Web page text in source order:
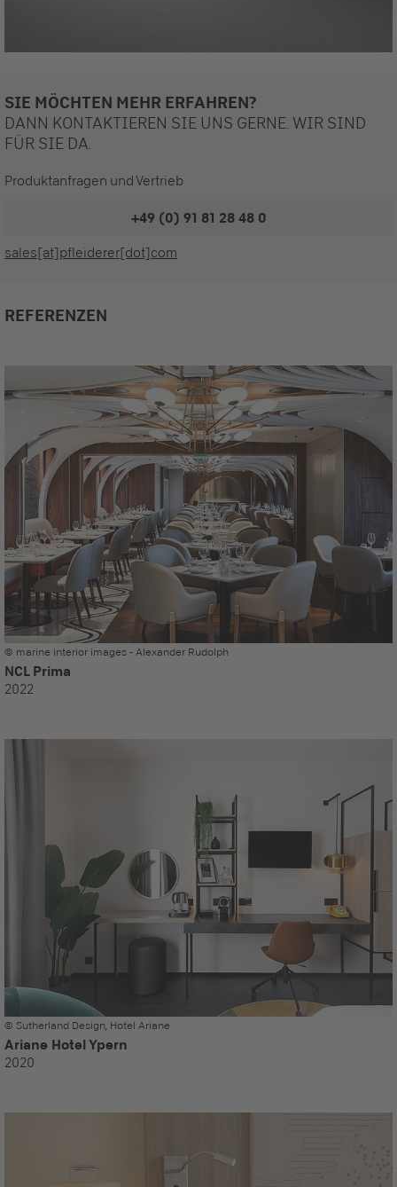
SIE MÖCHTEN MEHR ERFAHREN?
DANN KONTAKTIEREN SIE UNS GERNE. WIR SIND
FÜR SIE DA.
Produktanfragen und Vertrieb
+49 (0) 91 81 28 48 0
sales[at]pfleiderer[dot]com
REFERENZEN
© marine interior images - Alexander Rudolph
NCL Prima
2022
© Sutherland Design, Hotel Ariane
Ariane Hotel Ypern
2020